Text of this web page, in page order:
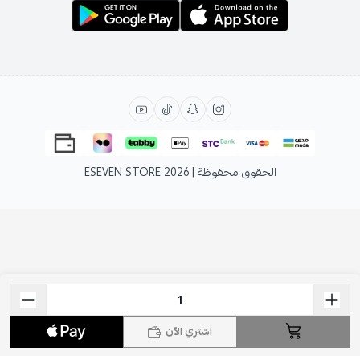
اشتري الآن
الحقوق محفوظة | 2026 ESEVEN STORE